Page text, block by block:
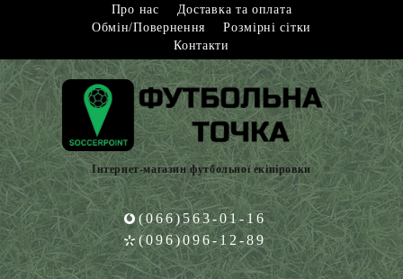
Про нас
Доставка та оплата
Обмін/Повернення
Розмірні сітки
Контакти
Інтернет-магазин футбольної екіпіровки
(066)563-01-16
(096)096-12-89